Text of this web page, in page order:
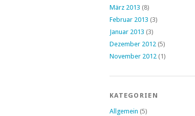
März 2013 (8)
Februar 2013 (3)
Januar 2013 (3)
Dezember 2012 (5)
November 2012 (1)
KATEGORIEN
Allgemein (5)